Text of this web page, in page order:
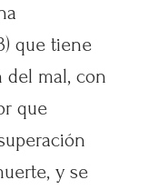
que tiene
del mal, con
que
y se